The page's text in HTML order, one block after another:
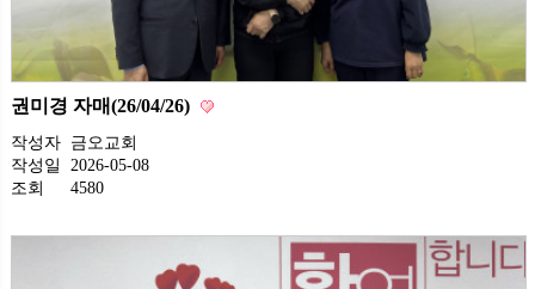
권미경 자매(26/04/26)
작성자 금오교회
작성일
2026-05-08
조회
4580